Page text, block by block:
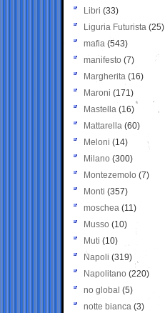
Libri (33)
Liguria Futurista (25)
mafia (543)
manifesto (7)
Margherita (16)
Maroni (171)
Mastella (16)
Mattarella (60)
Meloni (14)
Milano (300)
Montezemolo (7)
Monti (357)
moschea (11)
Musso (10)
Muti (10)
Napoli (319)
Napolitano (220)
no global (5)
notte bianca (3)